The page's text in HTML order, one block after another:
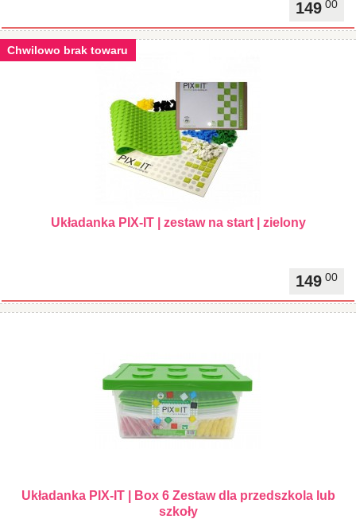
149 00
Chwilowo brak towaru
Układanka PIX-IT | zestaw na start | zielony
149 00
Układanka PIX-IT | Box 6 Zestaw dla przedszkola lub
szkoły